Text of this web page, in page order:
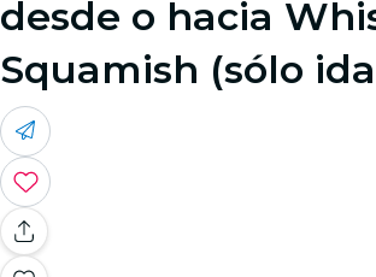
desde o hacia
Squamish (sólo